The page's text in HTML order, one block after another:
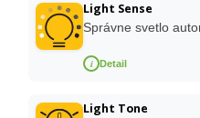
Light Sense
Správne svetlo
i Detail
Light Tone